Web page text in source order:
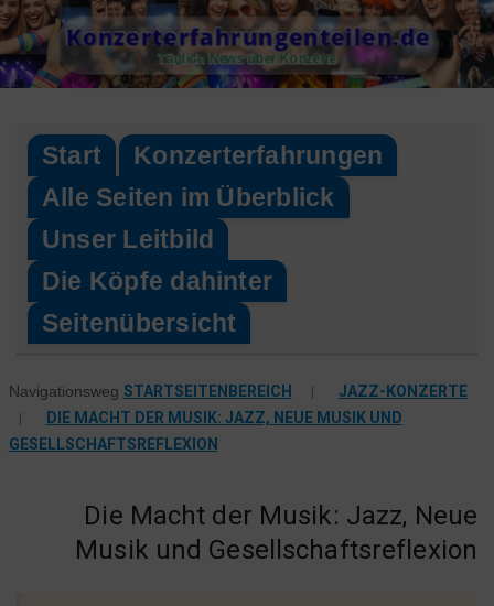
Skip
to
content
Konzerterfahrungenteilen.de
Täglich News über Konzerte
Start
Konzerterfahrungen
Alle Seiten im Überblick
Unser Leitbild
Die Köpfe dahinter
Seitenübersicht
Navigationsweg STARTSEITENBEREICH |
JAZZ-KONZERTE
|
DIE MACHT DER MUSIK: JAZZ, NEUE MUSIK UND
GESELLSCHAFTSREFLEXION
Die Macht der Musik: Jazz, Neue
Musik und Gesellschaftsreflexion